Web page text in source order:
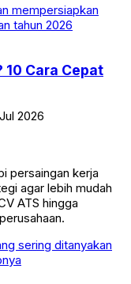
10 Cara Cepat
2026
persaingan kerja
agar lebih mudah
ATS hingga